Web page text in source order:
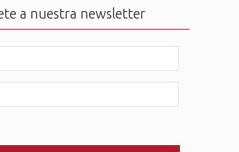
a nuestra newsletter